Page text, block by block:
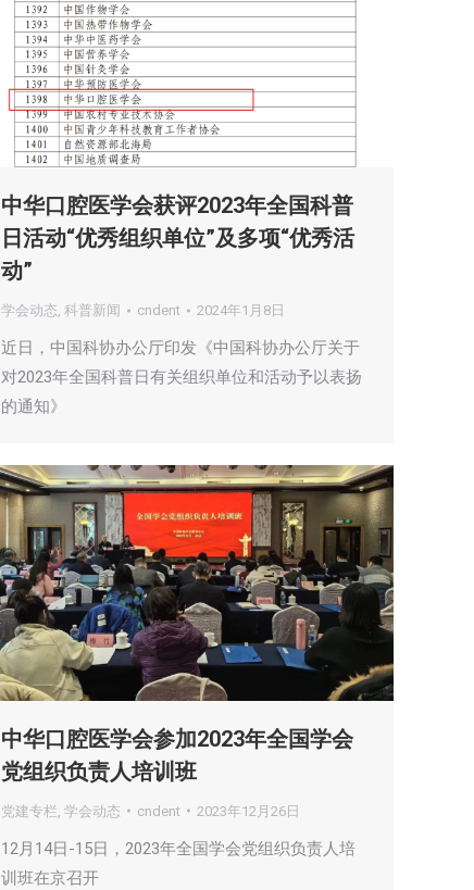
中华口腔医学会获评2023年全国科普
日活动“优秀组织单位”及多项“优秀活
动”
学会动态, 科普新闻 cndent 2024年1月8日
近日，中国科协办公厅印发《中国科协办公厅关于
对2023年全国科普日有关组织单位和活动予以表扬
的通知》
中华口腔医学会参加2023年全国学会
党组织负责人培训班
党建专栏 学会动态 cndent 2023年12月26日
12月14日-15日，2023年全国学会党组织负责人培
训班在京召开